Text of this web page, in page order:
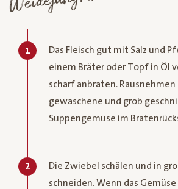
1
Das Fleisch gut mit Salz und
einem Bräter oder Topf in Öl
scharf anbraten. Rausnehmen
gewaschene und grob
Suppengemüse im
2
Die Zwiebel schälen und in
schneiden. Wenn das